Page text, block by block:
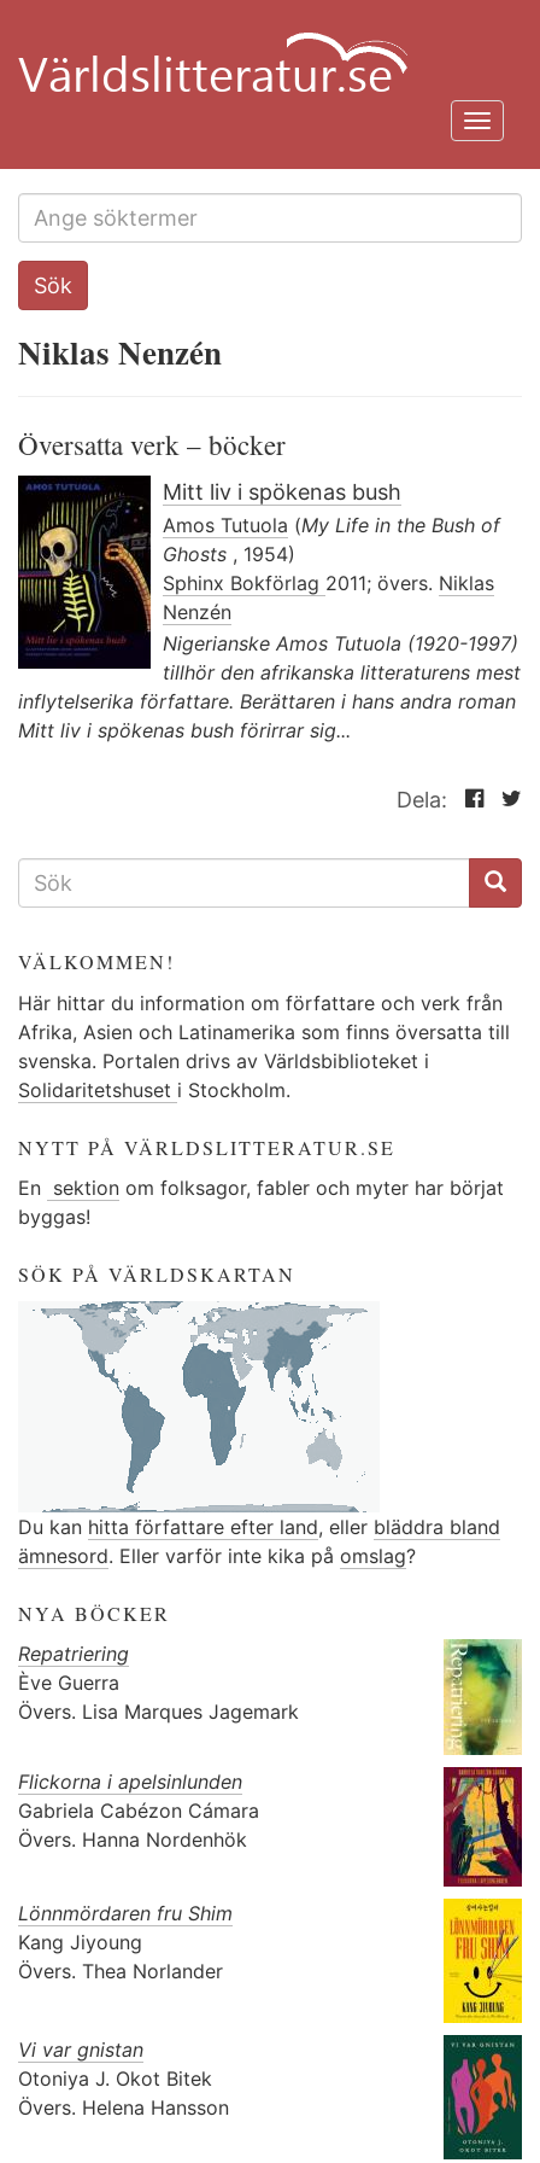
huvudinnehåll
Search
this
Sök
Niklas Nenzén
Översatta verk – böcker
Mitt liv i spökenas bush
Amos Tutuola (My Life in the Bush of
Ghosts , 1954)
Sphinx Bokförlag 2011; övers. Niklas
Nenzén
Nigerianske Amos Tutuola (1920-1997)
tillhör den afrikanska litteraturens mest
inflytelserika författare. Berättaren i hans andra roman
Mitt liv i spökenas bush förirrar sig...
Dela:
SÖKFORMULÄR
VÄLKOMMEN!
Här hittar du information om författare och verk från
Afrika, Asien och Latinamerika som finns översatta till
svenska. Portalen drivs av Världsbiblioteket i
Solidaritetshuset i Stockholm.
NYTT PÅ VÄRLDSLITTERATUR.SE
En sektion om folksagor, fabler och myter har börjat
byggas!
SÖK PÅ VÄRLDSKARTAN
Du kan hitta författare efter land, eller bläddra bland
ämnesord. Eller varför inte kika på omslag?
NYA BÖCKER
Repatriering
Ève Guerra
Övers. Lisa Marques Jagemark
Flickorna i apelsinlunden
Gabriela Cabézon Cámara
Övers. Hanna Nordenhök
Lönnmördaren fru Shim
Kang Jiyoung
Övers. Thea Norlander
Vi var gnistan
Otoniya J. Okot Bitek
Övers. Helena Hansson